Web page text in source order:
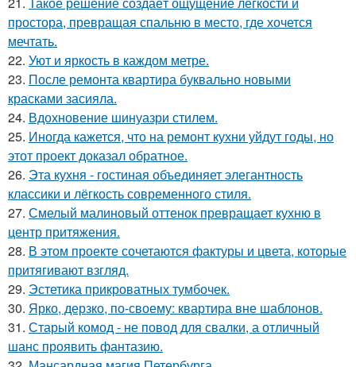
простора, превращая спальню в место, где хочется
мечтать.
22. Уют и яркость в каждом метре.
23. После ремонта квартира буквально новыми
красками засияла.
24. Вдохновение шинуазри стилем.
25. Иногда кажется, что на ремонт кухни уйдут годы, но
этот проект доказал обратное.
26. Эта кухня - гостиная объединяет элегантность
классики и лёгкость современного стиля.
27. Смелый малиновый оттенок превращает кухню в
центр притяжения.
28. В этом проекте сочетаются фактуры и цвета, которые
притягивают взгляд.
29. Эстетика прикроватных тумбочек.
30. Ярко, дерзко, по-своему: квартира вне шаблонов.
31. Старый комод - не повод для свалки, а отличный
шанс проявить фантазию.